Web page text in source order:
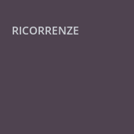
RICORRENZE